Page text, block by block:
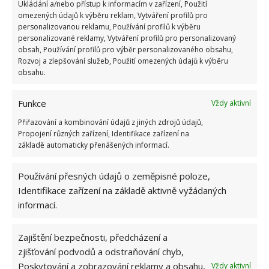
Ukládání a/nebo přístup k informacím v zařízení, Použití
omezených údajů k výběru reklam, Vytváření profilů pro
personalizovanou reklamu, Používání profilů k výběru
personalizované reklamy, Vytváření profilů pro personalizovaný
obsah, Používání profilů pro výběr personalizovaného obsahu,
Rozvoj a zlepšování služeb, Použití omezených údajů k výběru
obsahu.
Funkce
Vždy aktivní
Přiřazování a kombinování údajů z jiných zdrojů údajů,
Propojení různých zařízení, Identifikace zařízení na
základě automaticky přenášených informací.
Používání přesných údajů o zeměpisné poloze,
Identifikace zařízení na základě aktivně vyžádaných
informací.
Zajištění bezpečnosti, předcházení a
zjišťování podvodů a odstraňování chyb,
Poskytování a zobrazování reklamy a obsahu,
Vždy aktivní
BYDLENÍ DOMOV TINY HOUSE